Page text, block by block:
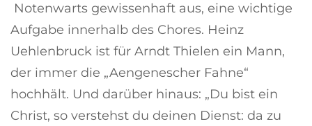
Notenwarts gewissenhaft aus, eine wichtige
Aufgabe innerhalb des Chores. Heinz
Uehlenbruck ist für Arndt Thielen ein Mann,
der immer die „Aengenescher Fahne“
hochhält. Und darüber hinaus: „Du bist ein
Christ, so verstehst du deinen Dienst: da zu